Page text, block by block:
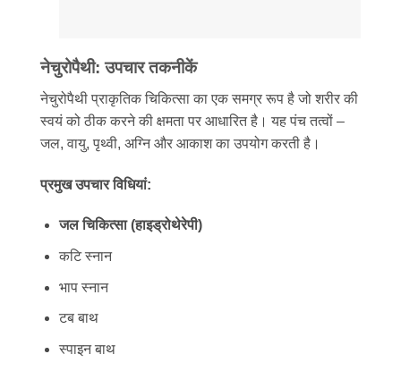
नेचुरोपैथी: उपचार तकनीकें
नेचुरोपैथी प्राकृतिक चिकित्सा का एक समग्र रूप है जो शरीर की
स्वयं को ठीक करने की क्षमता पर आधारित है। यह पंच तत्वों –
जल, वायु, पृथ्वी, अग्नि और आकाश का उपयोग करती है।
प्रमुख उपचार विधियां:
जल चिकित्सा (हाइड्रोथेरेपी)
कटि स्नान
भाप स्नान
टब बाथ
स्पाइन बाथ